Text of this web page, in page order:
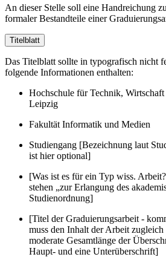
An dieser Stelle soll eine Handreichung
formaler Bestandteile einer
Titelblatt
Das Titelblatt sollte in typografisch nicht
folgende Informationen enthalten:
Hochschule für Technik,
Leipzig
Fakultät Informatik und Medien
Studiengang [Bezeichnung laut
ist hier optional]
[Was ist es für ein Typ wiss.
stehen „zur Erlangung des
Studienordnung]
[Titel der Graduierungsarbeit -
muss den Inhalt der Arbeit zugleich
moderate Gesamtlänge der
Haupt- und eine Unterüberschrift]